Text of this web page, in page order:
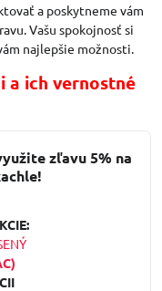
a poskytneme vám
Vašu spokojnosť si
najlepšie možnosti.
a ich vernostné
zľavu 5% na